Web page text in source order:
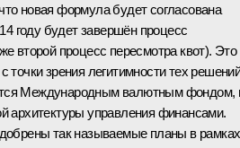
новая формула будет согласована
году будет завершён процесс
второй процесс пересмотра квот). Это
точки зрения легитимности тех
Международным валютным фондом,
архитектуры управления финансами.
так называемые планы в рамках